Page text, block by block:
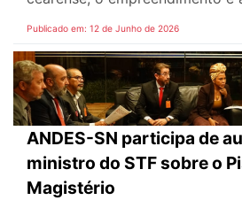
Publicado em: 12 de Junho de 2026
ANDES-SN participa de
ministro do STF sobre o
Magistério